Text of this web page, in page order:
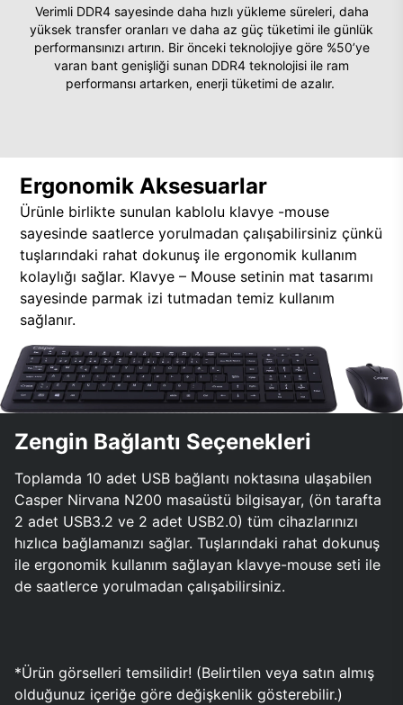
Verimli DDR4 sayesinde daha hızlı yükleme süreleri, daha
yüksek transfer oranları ve daha az güç tüketimi ile günlük
performansınızı artırın. Bir önceki teknolojiye göre %50’ye
varan bant genişliği sunan DDR4 teknolojisi ile ram
performansı artarken, enerji tüketimi de azalır.
Ergonomik Aksesuarlar
Ürünle birlikte sunulan kablolu klavye -mouse
sayesinde saatlerce yorulmadan çalışabilirsiniz çünkü
tuşlarındaki rahat dokunuş ile ergonomik kullanım
kolaylığı sağlar. Klavye – Mouse setinin mat tasarımı
sayesinde parmak izi tutmadan temiz kullanım
sağlanır.
Zengin Bağlantı Seçenekleri
Toplamda 10 adet USB bağlantı noktasına ulaşabilen
Casper Nirvana N200 masaüstü bilgisayar, (ön tarafta
2 adet USB3.2 ve 2 adet USB2.0) tüm cihazlarınızı
hızlıca bağlamanızı sağlar. Tuşlarındaki rahat dokunuş
ile ergonomik kullanım sağlayan klavye-mouse seti ile
de saatlerce yorulmadan çalışabilirsiniz.
*Ürün görselleri temsilidir! (Belirtilen veya satın almış
olduğunuz içeriğe göre değişkenlik gösterebilir.)